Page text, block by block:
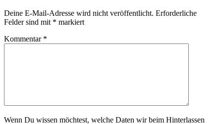
Deine E-Mail-Adresse wird nicht veröffentlicht. Erforderliche
Felder sind mit * markiert
Kommentar *
Wenn Du wissen möchtest, welche Daten wir beim Hinterlassen